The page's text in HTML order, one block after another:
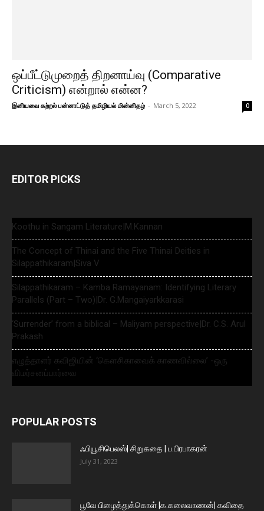
ஒப்பீட்டுமுறைத் திறனாய்வு (Comparative
Criticism) என்றால் என்ன?
இனியவை கற்றல் பன்னாட்டுத் தமிழியல் மின்னிதழ் - March 5, 2022 0
EDITOR PICKS
Koothu in Sangam Literature|M.Kannan
The Concept of Thinai and the Five Thinai Deities in
Silappathikaram|Siva V
Silappathikaram – Kamba Ramayanam: Identifying Literary
Parallels (Part – Two)|Dr. G.Mangaiyarkkarasi
‘Surrender’ from a biblical – Maliyam perspective|Dr. C.S. Arul
Prakash
எழுத்தாளர் கவிஜியின் ‘கௌசிகாவைக் காணவில்லை’ -ஒரு
விமர்சனப்பார்வை
POPULAR POSTS
ஃபியூசிபெலஸ்| சிறுகதை | ப.பிரபாகரன்
July 31, 2023
பூவே பிழைத்துக்கொள் |க.கலைவாணன்| கவிதை